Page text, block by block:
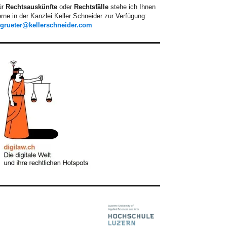
Rechtsauskünfte oder Rechtsfälle stehe ich Ihnen
in der Kanzlei Keller Schneider zur Verfügung: